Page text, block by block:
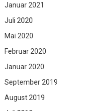
Januar 2021
Juli 2020
Mai 2020
Februar 2020
Januar 2020
September 2019
August 2019